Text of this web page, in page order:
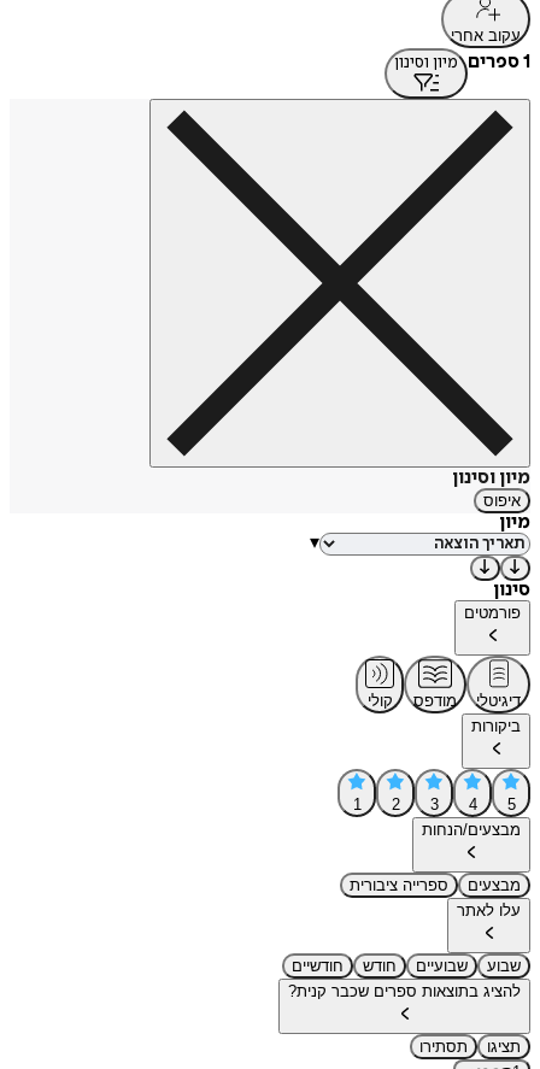
עקוב אחרי
1 ספרים מיון וסינון
מיון וסינון
איפוס
מיון
▾
סינון
פורמטים
דיגיטלי מודפס
קולי
ביקורות
5
4
3
2
1
מבצעים/הנחות
מבצעים
ספרייה ציבורית
עלו לאתר
שבוע שבועיים חודש
חודשיים
להציג בתוצאות ספרים שכבר קנית?
תציגו
תסתירו